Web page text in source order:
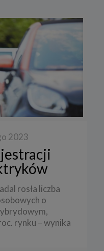
2023
rosła liczba
o
rynku – wynika